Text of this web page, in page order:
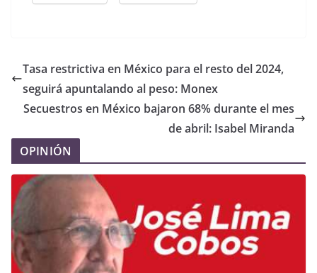
Tasa restrictiva en México para el resto del 2024,
seguirá apuntalando al peso: Monex
Secuestros en México bajaron 68% durante el mes
de abril: Isabel Miranda
OPINIÓN